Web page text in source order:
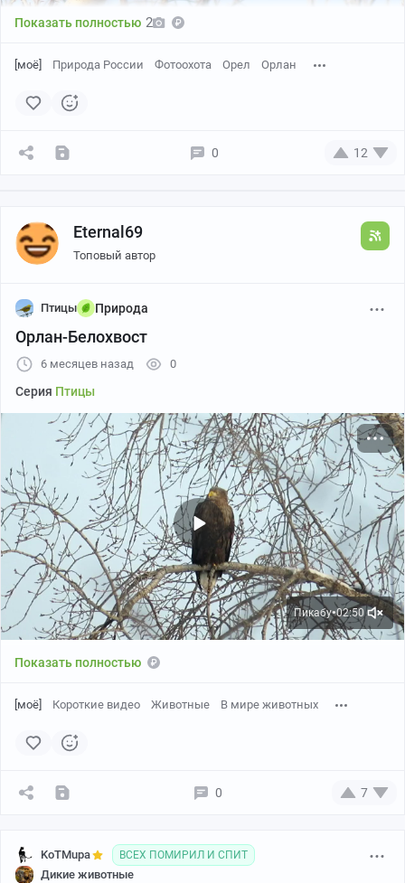
Показать полностью 2
[моё] Природа России Фотоохота Орел Орлан
0 12
Eternal69
Топовый автор
Птицы Природа
Орлан-Белохвост
6 месяцев назад 0
Серия Птицы
Пикабу●02:50
Показать полностью
[моё] Короткие видео Животные В мире животных
0 7
KoTMupa ВСЕХ ПОМИРИЛ И СПИТ
Дикие животные